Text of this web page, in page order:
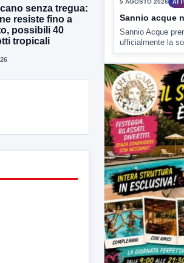
senza tregua:
resiste fino a
possibili 40
tropicali